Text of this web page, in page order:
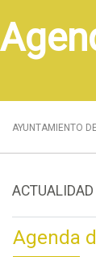
AYUNTAMIENTO
ACTUALIDAD
Agenda